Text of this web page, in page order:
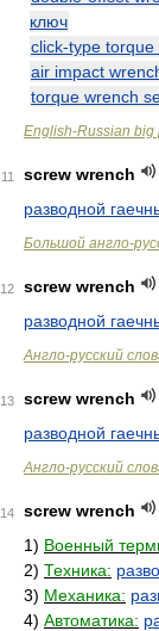
ключ
click-type torque
air impact
torque wrench
English-Russian big
11
screw wrench
разводной
Большой англо-
12
screw wrench
разводной
Англо-русский
13
screw wrench
разводной
Англо-русский
14
screw wrench
1) Военный
2) Техника:
3) Механика:
4) Автоматика: